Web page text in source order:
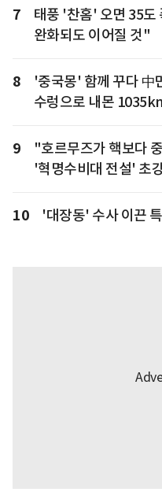
7
태풍 '찬홈' 오면 35
완화되도 이어질 것"
8
'중국몽' 함께 꾸다 中
수렁으로 내몬
9
"호르무즈가 핵보다
'혁명수비대 전설' 초
10 '대장동' 수사 이끈